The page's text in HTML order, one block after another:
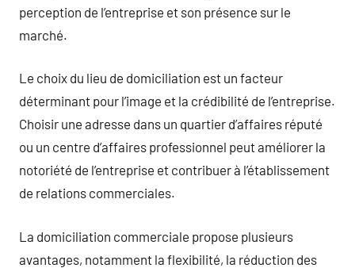
perception de l’entreprise et son présence sur le
marché.
Le choix du lieu de domiciliation est un facteur
déterminant pour l’image et la crédibilité de l’entreprise.
Choisir une adresse dans un quartier d’affaires réputé
ou un centre d’affaires professionnel peut améliorer la
notoriété de l’entreprise et contribuer à l’établissement
de relations commerciales.
La domiciliation commerciale propose plusieurs
avantages, notamment la flexibilité, la réduction des